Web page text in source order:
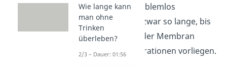
Doppelschicht problemlos
durchqueren und zwar so lange, bis
auf beiden Seiten der Membran
dieselben Konzentrationen vorliegen.
Wie lange kann
man ohne
Trinken
überleben?
2/3 – Dauer: 01:56